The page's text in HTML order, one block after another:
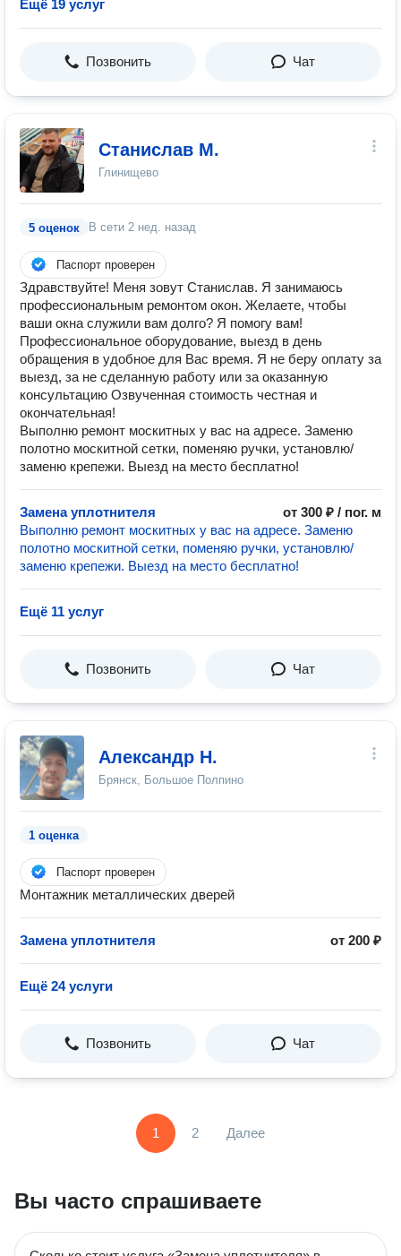
Ещё 19 услуг
Позвонить Чат
Станислав М.
Глинищево
5 оценок В сети 2 нед. назад
Паспорт проверен
Здравствуйте! Меня зовут Станислав. Я занимаюсь
профессиональным ремонтом окон. Желаете, чтобы
ваши окна служили вам долго? Я помогу вам!
Профессиональное оборудование, выезд в день
обращения в удобное для Вас время. Я не беру оплату за
выезд, за не сделанную работу или за оказанную
консультацию Озвученная стоимость честная и
окончательная!
Выполню ремонт москитных у вас на адресе. Заменю
полотно москитной сетки, поменяю ручки, установлю/
заменю крепежи. Выезд на место бесплатно!
Замена уплотнителя
от 300 ₽ / пог. м
Выполню ремонт москитных у вас на адресе. Заменю
полотно москитной сетки, поменяю ручки, установлю/
заменю крепежи. Выезд на место бесплатно!
Ещё 11 услуг
Позвонить Чат
Александр Н.
Брянск, Большое Полпино
1 оценка
Паспорт проверен
Монтажник металлических дверей
Замена уплотнителя от 200 ₽
Ещё 24 услуги
Позвонить Чат
1 2 Далее
Вы часто спрашиваете